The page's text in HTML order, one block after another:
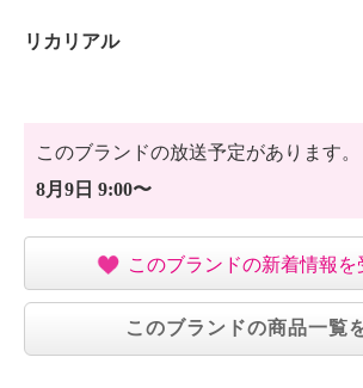
リカリアル
このブランドの放送予定があります。
8月9日 9:00〜
このブランドの新着情報を
このブランドの商品一覧